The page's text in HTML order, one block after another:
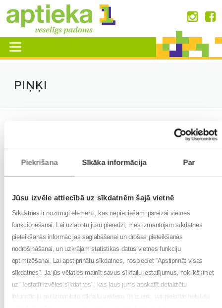
Piekrišana Sīkāka informācija Par
Jūsu izvēle attiecībā uz sīkdatnēm šajā vietnē
Sīkdatnes ir nozīmīgi elementi, kas nepieciešami pareizai vietnes
funkcionēšanai. Lai uzlabotu jūsu pieredzi, mēs izmantojam sīkdatnes
pieteikšanās informācijas saglabāšanai un drošas pieteikšanās
nodrošināšanai, un uzkrājam statistikas datus vietnes funkciju
optimizēšanai. Lai apstiprinātu sīkdatnes, nospiediet “Apstiprināt visas
sīkdatnes”. Ja jūs vēlaties mainīt savus sīkfailu iestatījumus, noklikšķiniet
uz "Iestatīt izvēles sīkdatnes", kas ļaus jums apskatīt detalizētu
informāciju par izmantoto sīkfailu veidiem un izlemt, vai piekrītat noteiktu
content
Menu
PIŅĶI
+
−